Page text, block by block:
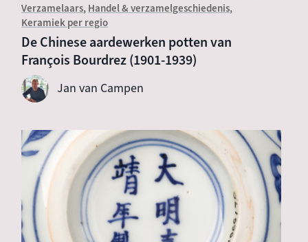
Verzamelaars Handel & verzamelgeschiedenis
Keramiek per regio
De Chinese aardewerken potten van
François Bourdrez (1901-1939)
Jan van Campen